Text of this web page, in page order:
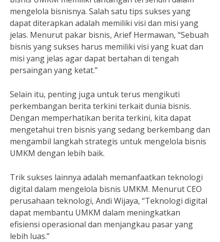
mengelola bisnisnya. Salah satu tips sukses yang
dapat diterapkan adalah memiliki visi dan misi yang
jelas. Menurut pakar bisnis, Arief Hermawan, “Sebuah
bisnis yang sukses harus memiliki visi yang kuat dan
misi yang jelas agar dapat bertahan di tengah
persaingan yang ketat.”
Selain itu, penting juga untuk terus mengikuti
perkembangan berita terkini terkait dunia bisnis.
Dengan memperhatikan berita terkini, kita dapat
mengetahui tren bisnis yang sedang berkembang dan
mengambil langkah strategis untuk mengelola bisnis
UMKM dengan lebih baik.
Trik sukses lainnya adalah memanfaatkan teknologi
digital dalam mengelola bisnis UMKM. Menurut CEO
perusahaan teknologi, Andi Wijaya, “Teknologi digital
dapat membantu UMKM dalam meningkatkan
efisiensi operasional dan menjangkau pasar yang
lebih luas.”